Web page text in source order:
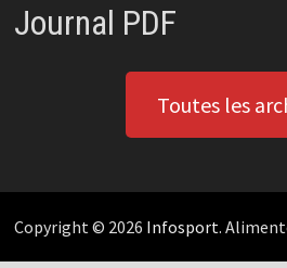
Journal PDF
Toutes les
Copyright © 2026 Infosport.